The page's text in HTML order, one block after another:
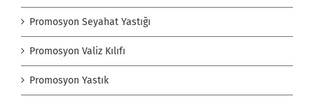
Promosyon Seyahat Yastığı
Promosyon Valiz Kılıfı
Promosyon Yastık